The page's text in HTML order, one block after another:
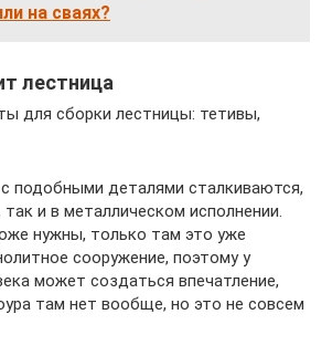
на сваях?
лестница
для сборки лестницы: тетивы,
подобными деталями сталкиваются,
и в металлическом исполнении.
нужны, только там это уже
сооружение, поэтому у
может создаться впечатление,
там нет вообще, но это не совсем